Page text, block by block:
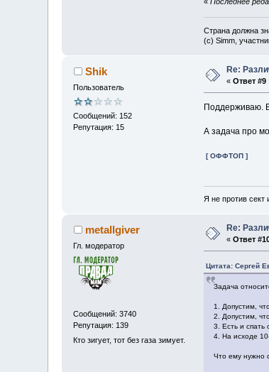
Страна должна
(c) Simm,
Shik
Пользователь
Сообщений: 152
Репутация: 15
Re:
«Ответ #9
Поддерживаю.
А задача про
[ ОФФТОП ]
Я не против
metallgiver
Гл. модератор
Сообщений: 3740
Репутация: 139
Кто зигует, тот без газа зимует.
Re:
«Ответ
Цитата: Сергей
Задача
1. Допустим,
2. Допустим,
3. Есть и
4. На исходе
Что ему нужно